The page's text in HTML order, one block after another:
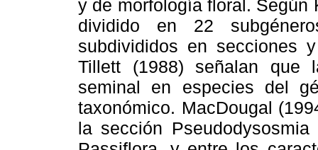
y de morfología floral. Según
dividido en 22
subdivididos en secciones
Tillett (1988) señalan que
seminal en especies del
taxonómico. MacDougal
la sección